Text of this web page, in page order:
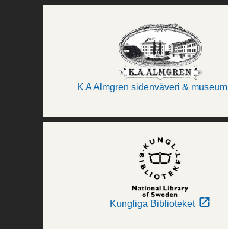
K A Almgren sidenväveri & museum
Kungliga Biblioteket